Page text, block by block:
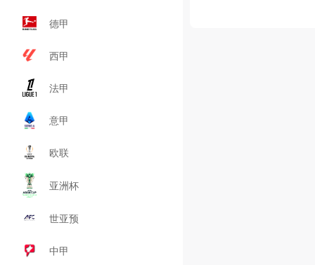
德甲
西甲
法甲
意甲
欧联
亚洲杯
世亚预
中甲